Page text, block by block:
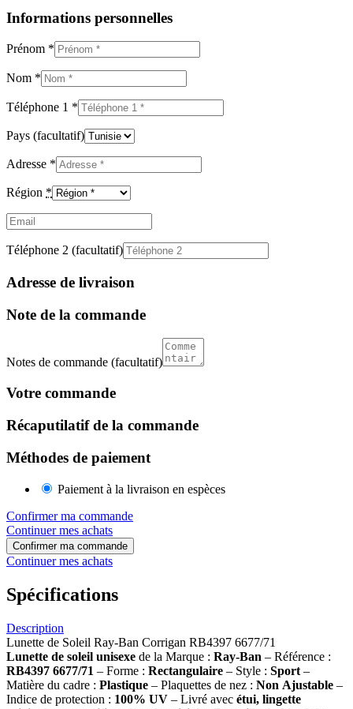
Informations personnelles
Prénom *
Nom *
Téléphone 1 *
Pays (facultatif)
Adresse *
Région *
Email
Téléphone 2 (facultatif)
Adresse de livraison
Note de la commande
Notes de commande (facultatif)
Votre commande
Récaputilatif de la commande
Méthodes de paiement
Paiement à la livraison en espèces
Confirmer ma commande
Continuer mes achats
Confirmer ma commande
Continuer mes achats
Spécifications
Description
Lunette de Soleil Ray-Ban Corrigan RB4397 6677/71
Lunette de soleil unisexe de la Marque : Ray-Ban – Référence :
RB4397 6677/71 – Forme : Rectangulaire – Style : Sport –
Matière du cadre : Plastique – Plaquettes de nez : Non Ajustable –
Indice de protection : 100% UV – Livré avec étui, lingette